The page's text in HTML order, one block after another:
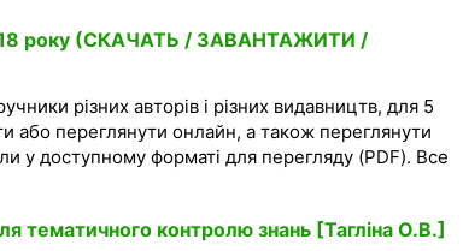
року (СКАЧАТЬ / ЗАВАНТАЖИТИ /
різних авторів і різних видавництв, для 5
або переглянути онлайн, а також переглянути
у доступному форматі для перегляду (PDF). Все
тематичного контролю знань [Тагліна О.В.]